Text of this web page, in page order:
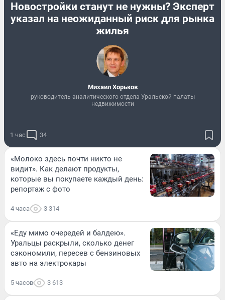
Новостройки станут не нужны? Эксперт
указал на неожиданный риск для рынка
жилья
Михаил Хорьков
руководитель аналитического отдела Уральской палаты
недвижимости
1 час 34
«Молоко здесь почти никто не
видит». Как делают продукты,
которые вы покупаете каждый день:
репортаж с фото
4 часа 3 314
«Еду мимо очередей и балдею».
Уральцы раскрыли, сколько денег
сэкономили, пересев с бензиновых
авто на электрокары
5 часов 3 613